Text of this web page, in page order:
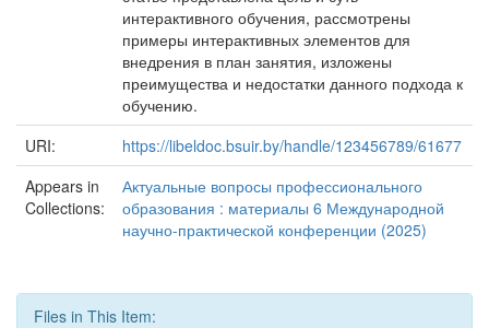
интерактивного обучения, рассмотрены
примеры интерактивных элементов для
внедрения в план занятия, изложены
преимущества и недостатки данного подхода к
обучению.
URI:
https://libeldoc.bsuir.by/handle/123456789/61677
Appears in
Collections:
Актуальные вопросы профессионального
образования : материалы 6 Международной
научно-практической конференции (2025)
Files in This Item: